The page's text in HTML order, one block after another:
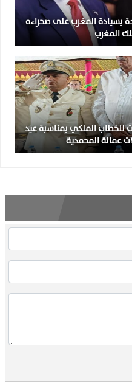
بسيادة المغرب على صحراءه
المغرب
للخطاب الملكي بمناسبة عيد
عمالة المحمدية